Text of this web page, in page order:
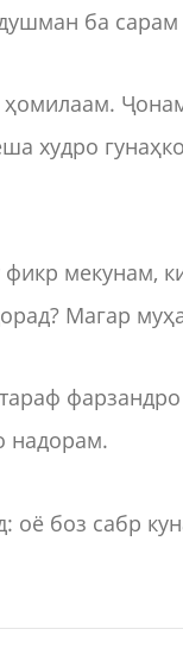
ба
худро
мекунам,
Магар
надорам.
оё боз сабр